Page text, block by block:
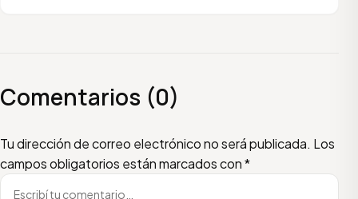
Comentarios (0)
Tu dirección de correo electrónico no será publicada. Los
campos obligatorios están marcados con*
Escribí tu comentario
Nombre
Email